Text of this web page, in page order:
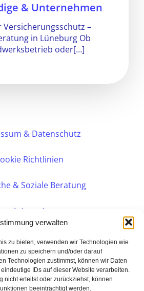
verwalten
zu bieten, verwenden wir Technologien wie
zu speichern und/oder darauf
Technologien zustimmst, können wir Daten
IDs auf dieser Website verarbeiten.
nicht erteilst oder zurückziehst, können
beeinträchtigt werden.
& Unternehmen
Versicherungsschutz –
in Lüneburg Ob
oder[…]
& Datenschutz
Richtlinien
& Soziale Beratung
Intranet
BERATUNG